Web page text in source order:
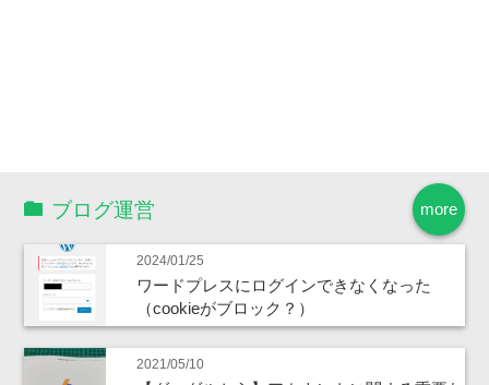
more
ブログ運営
2024/01/25
ワードプレスにログインできなくなった
（cookieがブロック？）
2021/05/10